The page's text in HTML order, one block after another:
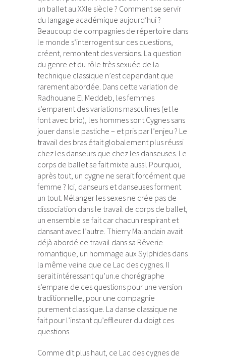
un ballet au XXIe siècle ? Comment se servir
du langage académique aujourd’hui ?
Beaucoup de compagnies de répertoire dans
le monde s’interrogent sur ces questions,
créent, remontent des versions. La question
du genre et du rôle très sexuée de la
technique classique n’est cependant que
rarement abordée. Dans cette variation de
Radhouane El Meddeb, les femmes
s’emparent des variations masculines (et le
font avec brio), les hommes sont Cygnes sans
jouer dans le pastiche – et pris par l’enjeu ? Le
travail des bras était globalement plus réussi
chez les danseurs que chez les danseuses. Le
corps de ballet se fait mixte aussi. Pourquoi,
après tout, un cygne ne serait forcément que
femme ? Ici, danseurs et danseuses forment
un tout. Mélanger les sexes ne crée pas de
dissociation dans le travail de corps de ballet,
un ensemble se fait car chacun respirant et
dansant avec l’autre. Thierry Malandain avait
déjà abordé ce travail dans sa Rêverie
romantique, un hommage aux Sylphides dans
la même veine que ce Lac des cygnes. Il
serait intéressant qu’un.e chorégraphe
s’empare de ces questions pour une version
traditionnelle, pour une compagnie
purement classique. La danse classique ne
fait pour l’instant qu’effleurer du doigt ces
questions.
Comme dit plus haut, ce Lac des cygnes de